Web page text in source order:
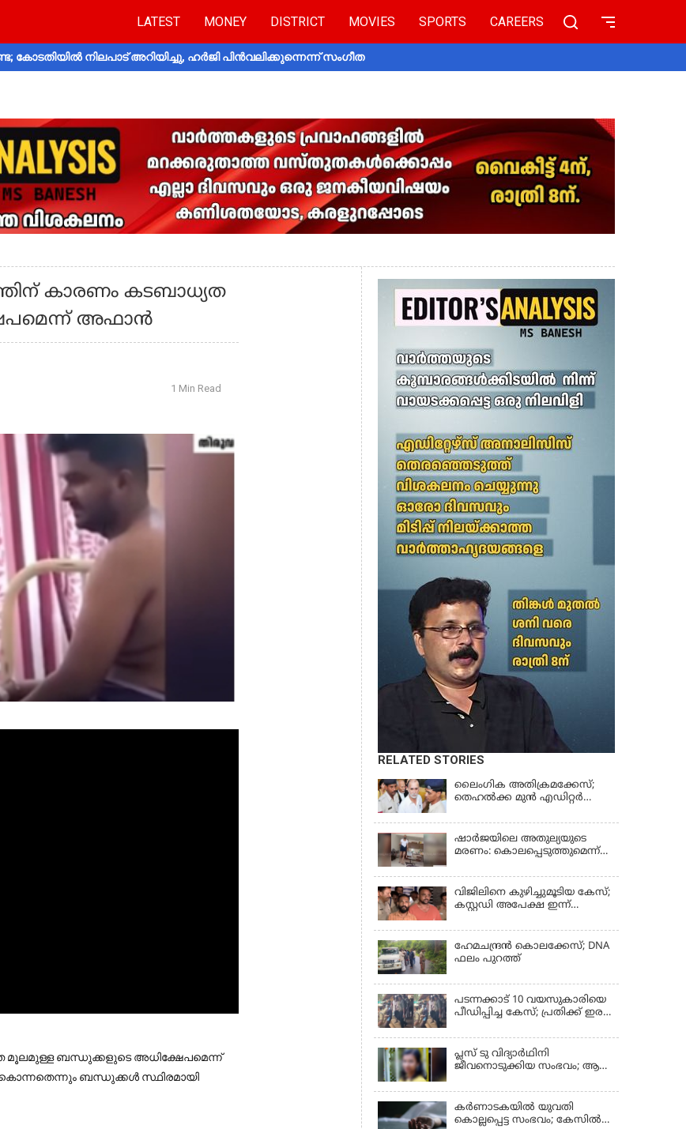
LATEST MONEY DISTRICT MOVIES SPORTS CAREERS
കോടതിയിൽ നിലപാട് അറിയിച്ചു, ഹർജി പിൻവലിക്കുന്നെന്ന് സംഗീത
കാരണം കടബാധ്യത
അഫാന്‍
1 Min Read
മൂലമുള്ള ബന്ധുക്കളുടെ അധിക്ഷേപമെന്ന്
ബന്ധുക്കള്‍ സ്ഥിരമായി
RELATED STORIES
ലൈംഗിക അതിക്രമക്കേസ്;
തെഹല്‍ക്ക മുന്‍ എഡിറ്റര്‍
ഷാർജയിലെ അതുല്യയുടെ
മരണം: കൊലപ്പെടുത്തുമെന്ന്
ദൃശ്യങ്ങൾ പുറത്ത്
വിജിലിനെ കുഴിച്ചുമൂടിയ കേസ്;
കസ്റ്റഡി അപേക്ഷ ഇന്ന്
ഹേമചന്ദ്രൻ കൊലക്കേസ്; DNA
ഫലം പുറത്ത്
പടന്നക്കാട് 10 വയസുകാരിയെ
പീഡിപ്പിച്ച കേസ്; പ്രതിക്ക് ഇരട്ട
തടവും ശിക്ഷ
പ്ലസ് ടു വിദ്യാര്‍ഥിനി
ജീവനൊടുക്കിയ സംഭവം; ആണ്‍
കര്‍ണാടകയില്‍ യുവതി
കൊല്ലപ്പെട്ട സംഭവം; കേസില്‍